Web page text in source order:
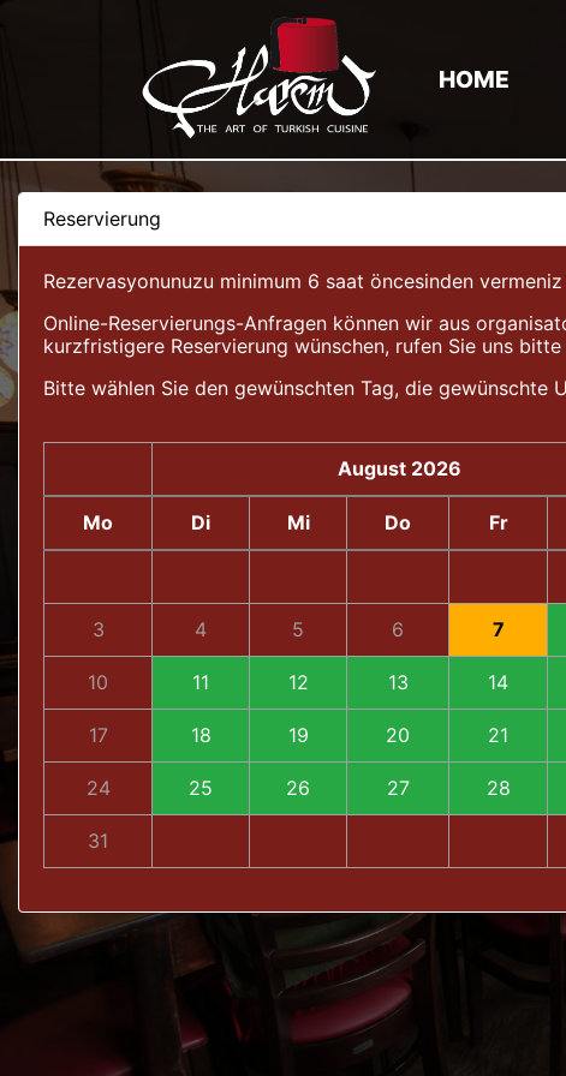
HOME
Reservierung
Rezervasyonunuzu minimum 6 saat öncesinden
Online-Reservierungs-Anfragen können wir aus
kurzfristigere Reservierung wünschen, rufen Sie uns
Bitte wählen Sie den gewünschten Tag, die gewünschte
August 2026
Mo Di Mi Do Fr
3 4 5 6 7
10 11 12 13 14
17 18 19 20 21
24 25 26 27 28
31